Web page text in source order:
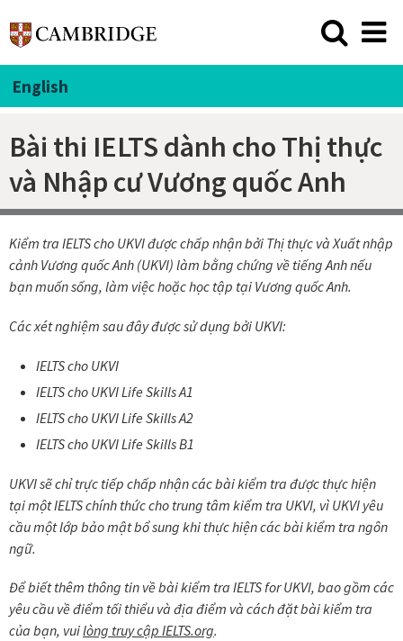
English
Bài thi IELTS dành cho Thị thực
và Nhập cư Vương quốc Anh
Kiểm tra IELTS cho UKVI được chấp nhận bởi Thị thực và Xuất nhập
cảnh Vương quốc Anh (UKVI) làm bằng chứng về tiếng Anh nếu
bạn muốn sống, làm việc hoặc học tập tại Vương quốc Anh.
Các xét nghiệm sau đây được sử dụng bởi UKVI:
IELTS cho UKVI
IELTS cho UKVI Life Skills A1
IELTS cho UKVI Life Skills A2
IELTS cho UKVI Life Skills B1
UKVI sẽ chỉ trực tiếp chấp nhận các bài kiểm tra được thực hiện
tại một IELTS chính thức cho trung tâm kiểm tra UKVI, vì UKVI yêu
cầu một lớp bảo mật bổ sung khi thực hiện các bài kiểm tra ngôn
ngữ.
Để biết thêm thông tin về bài kiểm tra IELTS for UKVI, bao gồm các
yêu cầu về điểm tối thiểu và địa điểm và cách đặt bài kiểm tra
của bạn, vuilòng truy cập IELTS.org.